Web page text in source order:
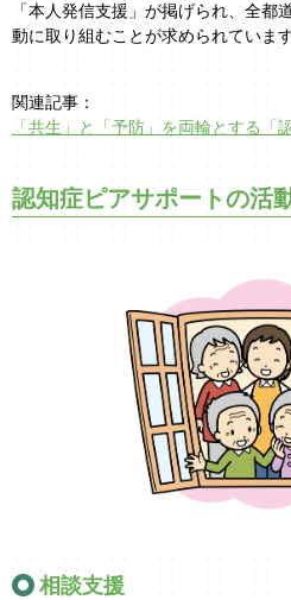
「本人発信支援」が掲げられ、全都
動に取り組むことが求められています
関連記事：
「共生」と「予防」を両輪とする「
認知症ピアサポートの活
相談支援